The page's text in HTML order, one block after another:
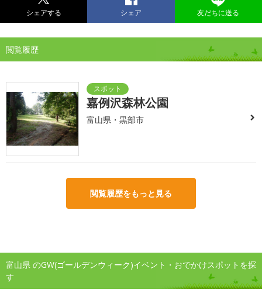
シェアする シェア 友だちに送る
閲覧履歴
嘉例沢森林公園
富山県・黒部市
閲覧履歴をもっと見る
富山県 のGW(ゴールデンウィーク)イベント・おでかけスポットを探
す